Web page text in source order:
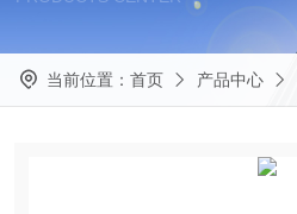
当前位置： 首页 产品中心